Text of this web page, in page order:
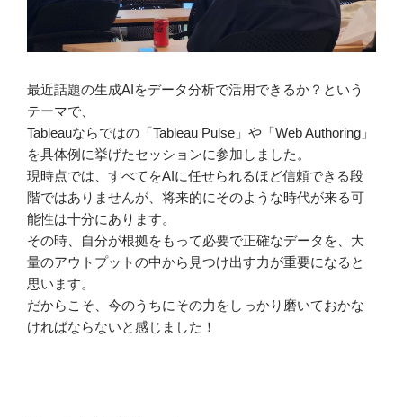
最近話題の生成AIをデータ分析で活用できるか？という
テーマで、
Tableauならではの「Tableau Pulse」や「Web Authoring」
を具体例に挙げたセッションに参加しました。
現時点では、すべてをAIに任せられるほど信頼できる段
階ではありませんが、将来的にそのような時代が来る可
能性は十分にあります。
その時、自分が根拠をもって必要で正確なデータを、大
量のアウトプットの中から見つけ出す力が重要になると
思います。
だからこそ、今のうちにその力をしっかり磨いておかな
ければならないと感じました！